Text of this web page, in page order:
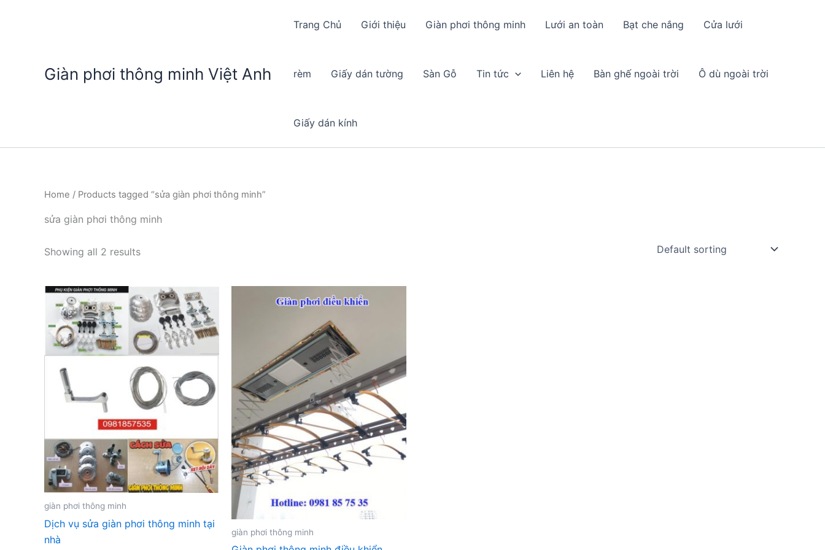
Giàn phơi thông minh Việt Anh
Trang Chủ Giới thiệu Giàn phơi thông minh Lưới an toàn Bạt che nắng Cửa lưới
rèm Giấy dán tường Sàn Gỗ Tin tức Liên hệ Bàn ghế ngoài trời Ô dù ngoài trời
Giấy dán kính
Home / Products tagged “sửa giàn phơi thông minh”
sửa giàn phơi thông minh
Showing all 2 results
giàn phơi thông minh
Dịch vụ sửa giàn phơi thông minh tại
nhà
giàn phơi thông minh